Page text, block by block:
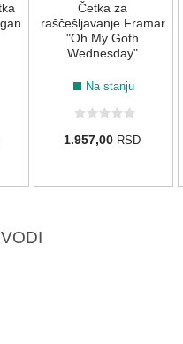
Četka za
raščešljavanje Framar
"Oh My Goth
Wednesday"
Na stanju
1.957,00 RSD